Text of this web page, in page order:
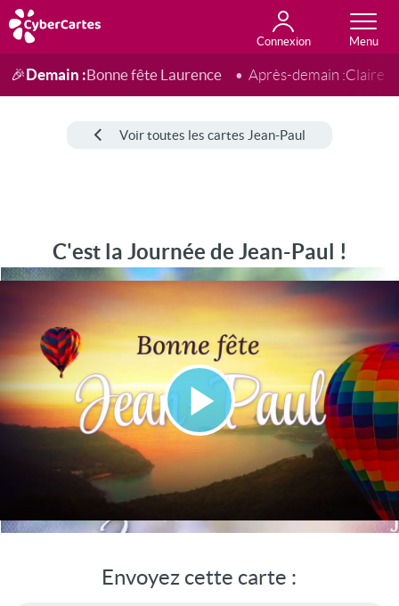
Connexion
Anniversaire
Fête du jour
Amour
Amitié
Merci
Toutes les cartes
🎉Demain :Bonne fête Laurence Après-demain :Claire
Voir toutes les cartes Jean-Paul
C'est la Journée de Jean-Paul !
Lire
la
vidéo
Envoyez cette carte :